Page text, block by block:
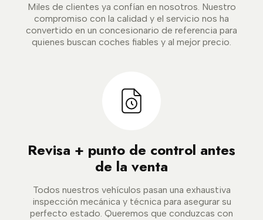
Miles de clientes ya confían en nosotros. Nuestro
compromiso con la calidad y el servicio nos ha
convertido en un concesionario de referencia para
quienes buscan coches fiables y al mejor precio.
Revisa + punto de control antes
de la venta
Todos nuestros vehículos pasan una exhaustiva
inspección mecánica y técnica para asegurar su
perfecto estado. Queremos que conduzcas con